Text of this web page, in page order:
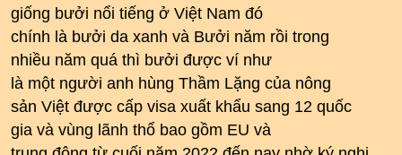
giống bưởi nổi tiếng ở Việt Nam đó
chính là bưởi da xanh và Bưởi năm rồi trong
nhiều năm quá thì bưởi được ví như
là một người anh hùng Thầm Lặng của nông
sản Việt được cấp visa xuất khẩu sang 12 quốc
gia và vùng lãnh thổ bao gồm EU và